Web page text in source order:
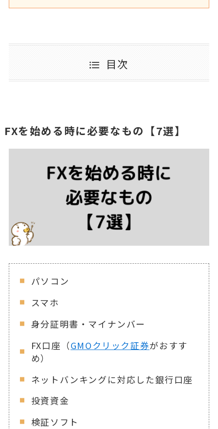
目次
FXを始める時に必要なもの【7選】
パソコン
スマホ
身分証明書・マイナンバー
FX口座（GMOクリック証券がおすす
め）
ネットバンキングに対応した銀行口座
投資資金
検証ソフト